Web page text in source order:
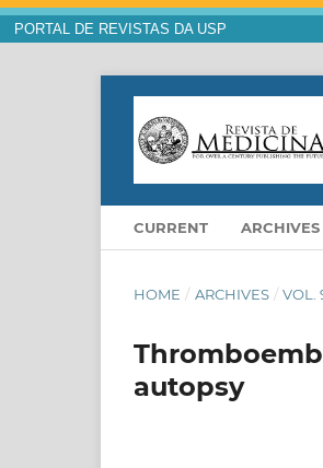
PORTAL DE REVISTAS DA USP
CURRENT ARCHIVES
HOME / ARCHIVES / VOL.
autopsy